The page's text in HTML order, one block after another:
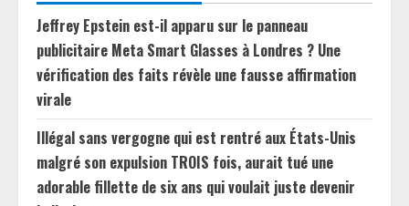
Jeffrey Epstein est-il apparu sur le panneau
publicitaire Meta Smart Glasses à Londres ? Une
vérification des faits révèle une fausse affirmation
virale
Illégal sans vergogne qui est rentré aux États-Unis
malgré son expulsion TROIS fois, aurait tué une
adorable fillette de six ans qui voulait juste devenir